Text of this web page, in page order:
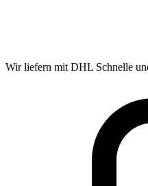
Wir liefern mit DHL Schnelle